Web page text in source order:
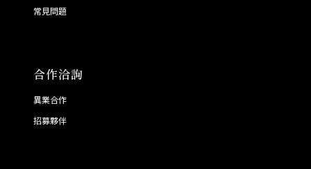
常見問題
合作洽詢
異業合作
招募夥伴